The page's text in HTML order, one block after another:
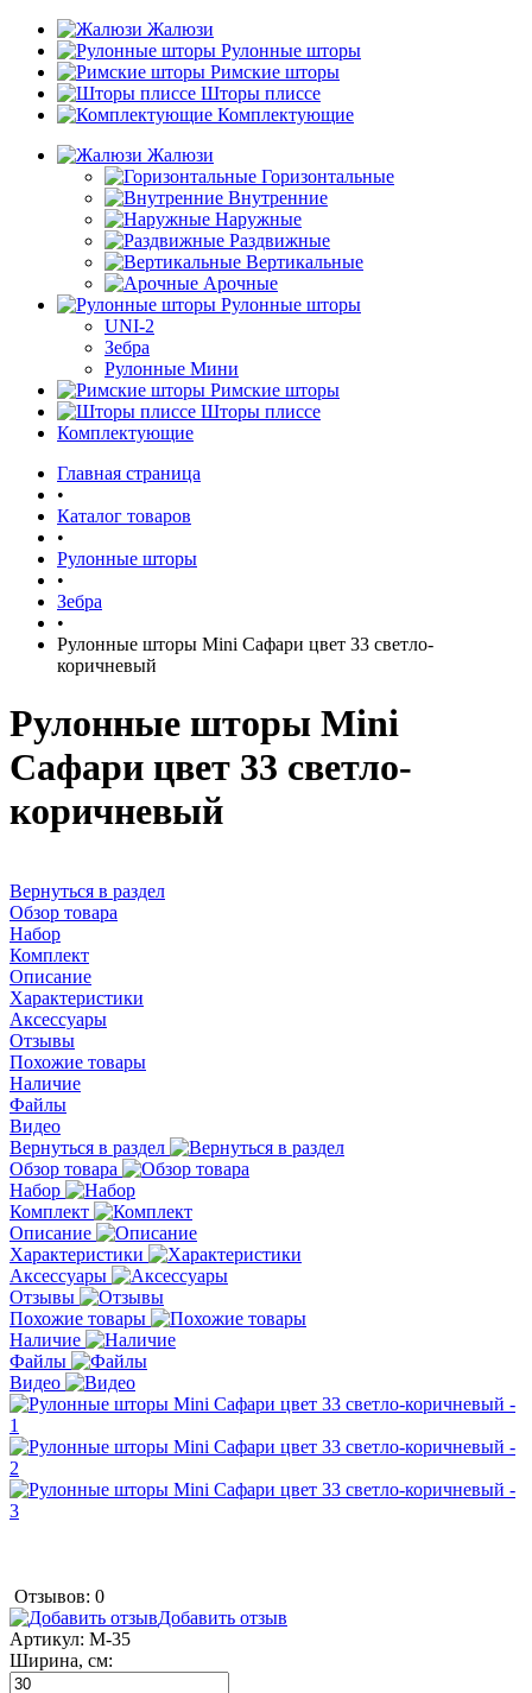
Жалюзи
Рулонные шторы
Римские шторы
Шторы плиссе
Комплектующие
Жалюзи
Горизонтальные
Внутренние
Наружные
Раздвижные
Вертикальные
Арочные
Рулонные шторы
UNI-2
Зебра
Рулонные Мини
Римские шторы
Шторы плиссе
Комплектующие
Главная страница
•
Каталог товаров
•
Рулонные шторы
•
Зебра
•
Рулонные шторы Mini Сафари цвет 33 светло-
коричневый
Рулонные шторы Mini
Сафари цвет 33 светло-
коричневый
Вернуться в раздел
Обзор товара
Набор
Комплект
Описание
Характеристики
Аксессуары
Отзывы
Похожие товары
Наличие
Файлы
Видео
Вернуться в раздел
Обзор товара
Набор
Комплект
Описание
Характеристики
Аксессуары
Отзывы
Похожие товары
Наличие
Файлы
Видео
Отзывов: 0
Добавить отзыв
Артикул: M-35
Ширина, см: